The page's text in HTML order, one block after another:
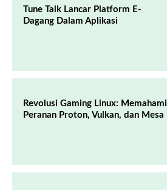
Tune Talk Lancar Platform E-
Dagang Dalam Aplikasi
Revolusi Gaming Linux: Memahami
Peranan Proton, Vulkan, dan Mesa